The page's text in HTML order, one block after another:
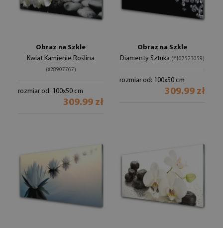
Obraz na Szkle
Kwiat Kamienie Roślina
(#28907767)
rozmiar od: 100x50 cm
309.99 zł
Obraz na Szkle
Diamenty Sztuka (#107523059)
rozmiar od: 100x50 cm
309.99 zł